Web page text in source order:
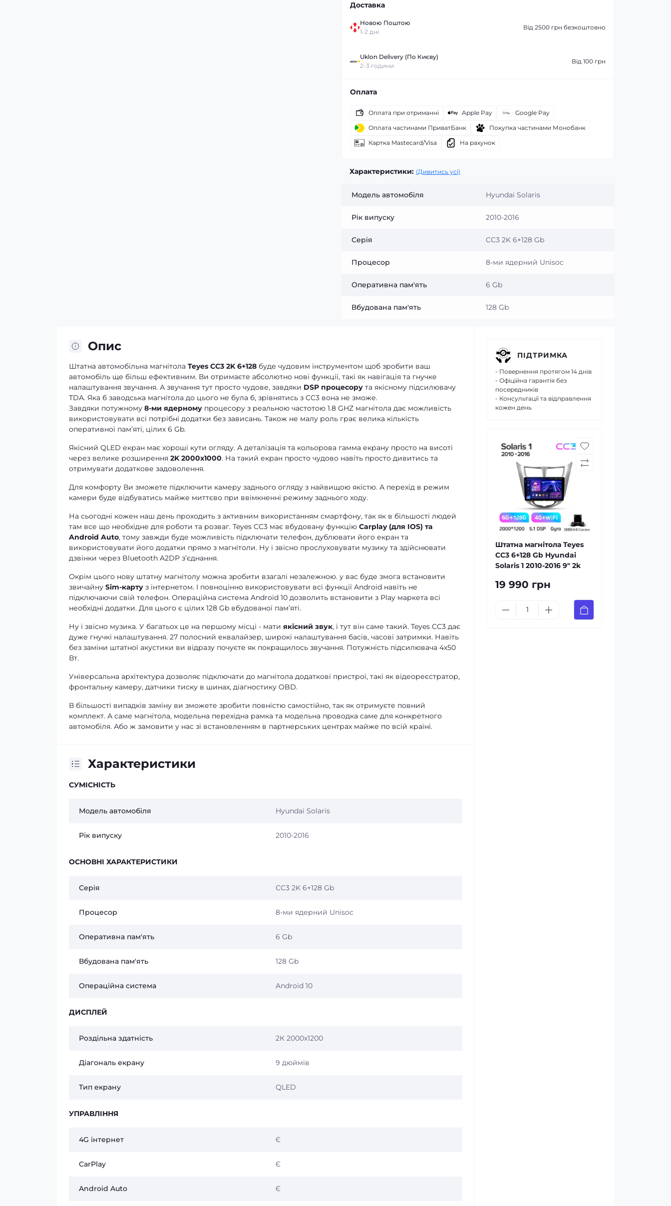
Доставка
Новою Поштою
1-2 дні
Від 2500 грн безкоштовно
Uklon Delivery (По Києву)
2-3 години
Від 100 грн
Оплата
Оплата при отриманні Apple Pay
Google Pay
Оплата частинами ПриватБанк
Покупка частинами Монобанк
Картка Mastecard/Visa
На рахунок
Характеристики: (Дивитись усі)
Модель автомобіля Hyundai Solaris
Рік випуску 2010-2016
Серія CC3 2K 6+128 Gb
Процесор 8-ми ядерний Unisoc
Оперативна пам'ять 6 Gb
Вбудована пам'ять 128 Gb
Опис
Штатна автомобільна магнітола Teyes CC3 2K 6+128 буде чудовим інструментом щоб зробити ваш
автомобіль ще більш ефективним. Ви отримаєте абсолютно нові функції, такі як навігація та гнучке
налаштування звучання. А звучання тут просто чудове, завдяки DSP процесору та якісному підсилювачу
TDA. Яка б заводська магнітола до цього не була б, зрівнятись з CC3 вона не зможе.
Завдяки потужному 8-ми ядерному процесору з реальною частотою 1.8 GHZ магнітола дає можливість
використовувати всі потрібні додатки без зависань. Також не малу роль грає велика кількість
оперативної памʼяті, цілих 6 Gb.
Якісний QLED екран має хороші кути огляду. А деталізація та кольорова гамма екрану просто на висоті
через велике розширення 2K 2000x1000. На такий екран просто чудово навіть просто дивитись та
отримувати додаткове задоволення.
Для комфорту Ви зможете підключити камеру заднього огляду з найвищою якістю. А перехід в режим
камери буде відбуватись майже миттєво при ввімкненні режиму заднього ходу.
На сьогодні кожен наш день проходить з активним використанням смартфону, так як в більшості людей
там все що необхідне для роботи та розваг. Teyes CC3 має вбудовану функцію Carplay (для IOS) та
Android Auto, тому завжди буде можливість підключати телефон, дублювати його екран та
використовувати його додатки прямо з магнітоли. Ну і звісно прослуховувати музику та здійснювати
дзвінки через Bluetooth A2DP зʼєднання.
Окрім цього нову штатну магнітолу можна зробити взагалі незалежною. у вас буде змога встановити
звичайну Sim-карту з інтернетом. І повноцінно використовувати всі функції Android навіть не
підключаючи свій телефон. Операційна система Android 10 дозволить встановити з Play маркета всі
необхідні додатки. Для цього є цілих 128 Gb вбудованої памʼяті.
Ну і звісно музика. У багатьох це на першому місці - мати якісний звук, і тут він саме такий. Teyes CC3 дає
дуже гнучкі налаштування. 27 полосний еквалайзер, широкі налаштування басів, часові затримки. Навіть
без заміни штатної акустики ви відразу почуєте як покращилось звучання. Потужність підсилювача 4х50
Вт.
Універсальна архітектура дозволяє підключати до магнітола додаткові пристрої, такі як відеореєстратор,
фронтальну камеру, датчики тиску в шинах, діагностику OBD.
В більшості випадків заміну ви зможете зробити повністю самостійно, так як отримуєте повний
комплект. А саме магнітола, модельна перехідна рамка та модельна проводка саме для конкретного
автомобіля. Або ж замовити у нас зі встановленням в партнерських центрах майже по всій країні.
Характеристики
СУМІСНІСТЬ
Модель автомобіля Hyundai Solaris
Рік випуску 2010-2016
ОСНОВНІ ХАРАКТЕРИСТИКИ
Серія CC3 2K 6+128 Gb
Процесор 8-ми ядерний Unisoc
Оперативна пам'ять 6 Gb
Вбудована пам'ять 128 Gb
Операційна система Android 10
ДИСПЛЕЙ
Роздільна здатність 2К 2000х1200
Діагональ екрану 9 дюймів
Тип екрану QLED
УПРАВЛІННЯ
4G інтернет Є
CarPlay Є
Android Auto Є
ПІДТРИМКА
- Повернення протягом 14 днів
- Офіційна гарантія без
посередників
- Консультації та відправлення
кожен день
Штатна магнітола Teyes
CC3 6+128 Gb Hyundai
Solaris 1 2010-2016 9" 2k
19 990 грн